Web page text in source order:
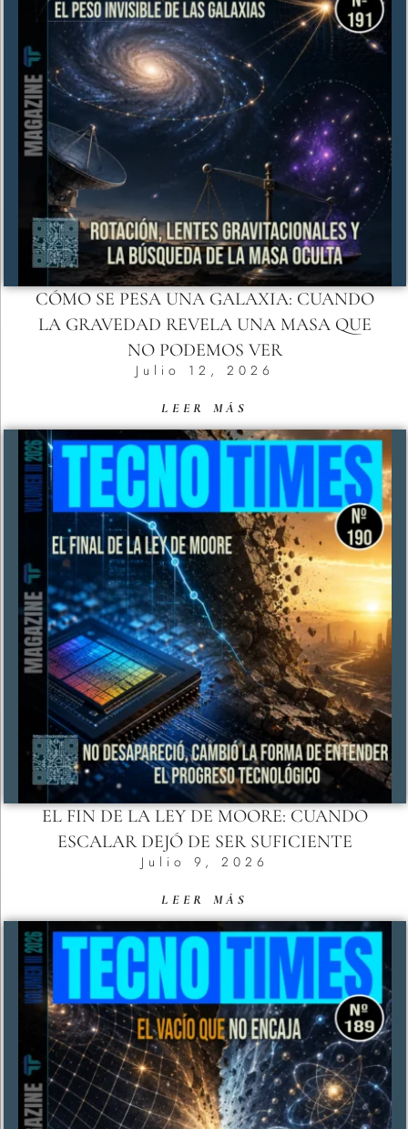
CÓMO SE PESA UNA GALAXIA: CUANDO
LA GRAVEDAD REVELA UNA MASA QUE
NO PODEMOS VER
Julio 12, 2026
LEER MÁS
EL FIN DE LA LEY DE MOORE: CUANDO
ESCALAR DEJÓ DE SER SUFICIENTE
Julio 9, 2026
LEER MÁS